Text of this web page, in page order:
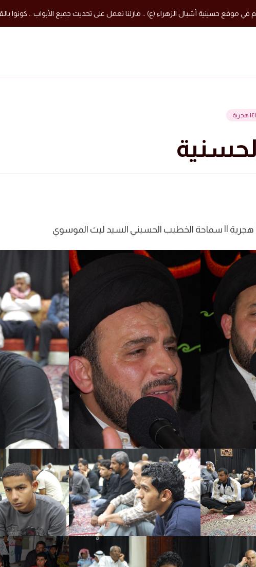
في موقع حسينية أشبال الزهراء (ع) .. مازلنا نعمل على تحديث جميع الأبواب .. كونوا